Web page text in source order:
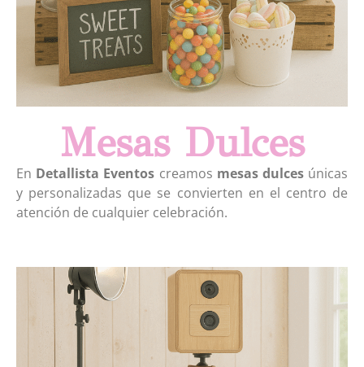
Mesas Dulces
En Detallista Eventos creamos mesas dulcesúnicas
y personalizadas que se convierten en el centro de
atención de cualquier celebración.